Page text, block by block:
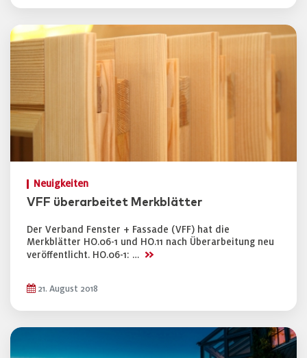
Neuigkeiten
VFF überarbeitet Merkblätter
Der Verband Fenster + Fassade (VFF) hat die
Merkblätter HO.06-1 und HO.11 nach Überarbeitung neu
veröffentlicht. HO.06-1: … >>
21. August 2018